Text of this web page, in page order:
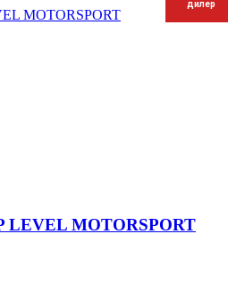
дилер
дилер
дилер